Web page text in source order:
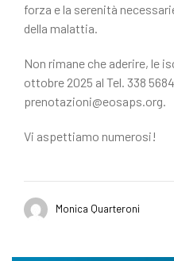
forza e la serenità
della malattia.
Non rimane che aderire, le
ottobre 2025 al Tel. 338
prenotazioni@eosaps.org.
Vi aspettiamo numerosi!
Monica Quarteroni